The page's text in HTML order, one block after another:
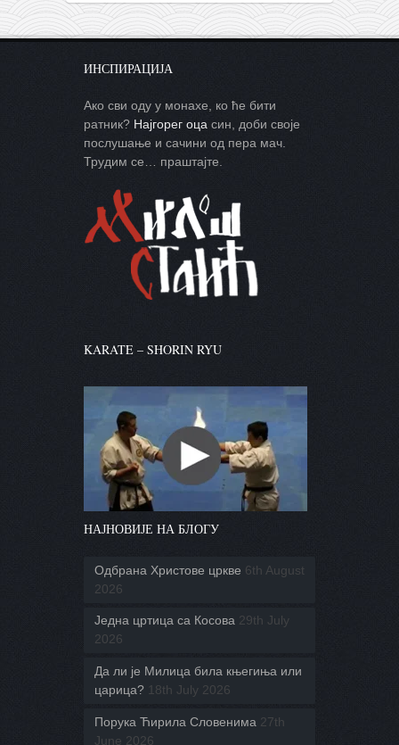
ИНСПИРАЦИЈА
Ако сви оду у монахе, ко ће бити
ратник? Најгорег оца син, доби своје
послушање и сачини од пера мач.
Трудим се… праштајте.
KARATE – SHORIN RYU
НАЈНОВИЈЕ НА БЛОГУ
Одбрана Христове цркве 6th August
2026
Једна цртица са Косова 29th July
2026
Да ли је Милица била књегиња или
царица? 18th July 2026
Порука Ћирила Словенима 27th
June 2026